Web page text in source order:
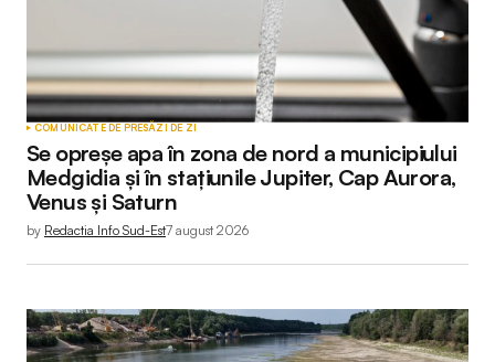
Your Name*
Your E-mail*
COMUNICATE DE PRESĂZI DE ZI
Se opreșe apa în zona de nord a municipiului
Medgidia și în stațiunile Jupiter, Cap Aurora,
Venus și Saturn
by Redactia Info Sud-Est7 august 2026